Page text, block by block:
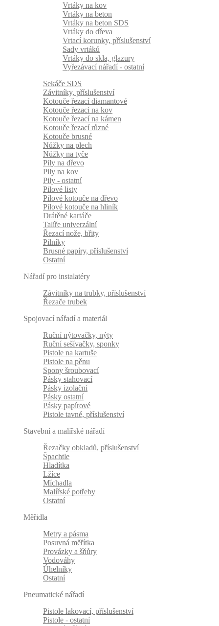
Vrtáky na kov
Vrtáky na beton
Vrtáky na beton SDS
Vrtáky do dřeva
Vrtací korunky, příslušenství
Sady vrtáků
Vrtáky do skla, glazury
Vyřezávací nářadí - ostatní
Sekáče SDS
Závitníky, příslušenství
Kotouče řezací diamantové
Kotouče řezací na kov
Kotouče řezací na kámen
Kotouče řezací různé
Kotouče brusné
Nůžky na plech
Nůžky na tyče
Pily na dřevo
Pily na kov
Pily - ostatní
Pilové listy
Pilové kotouče na dřevo
Pilové kotouče na hliník
Drátěné kartáče
Talíře univerzální
Řezací nože, břity
Pilníky
Brusné papíry, příslušenství
Ostatní
Nářadí pro instalatéry
Závitníky na trubky, příslušenství
Řezače trubek
Spojovací nářadí a materiál
Ruční nýtovačky, nýty
Ruční sešívačky, sponky
Pistole na kartuše
Pistole na pěnu
Spony šroubovací
Pásky stahovací
Pásky izolační
Pásky ostatní
Pásky papírové
Pistole tavné, příslušenství
Stavební a malířské nářadí
Řezačky obkladů, příslušenství
Špachtle
Hladítka
Lžíce
Míchadla
Malířské potřeby
Ostatní
Měřidla
Metry a pásma
Posuvná měřítka
Provázky a šňůry
Vodováhy
Úhelníky
Ostatní
Pneumatické nářadí
Pistole lakovací, příslušenství
Pistole - ostatní